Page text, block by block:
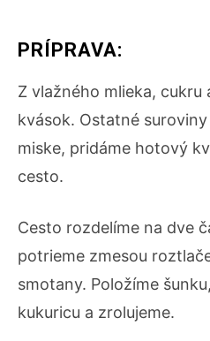
PRÍPRAVA:
Z vlažného mlieka,
kvások. Ostatné
miske, pridáme hotový
cesto.
Cesto rozdelíme na dve
potrieme zmesou
smotany. Položíme
kukuricu a zrolujeme.